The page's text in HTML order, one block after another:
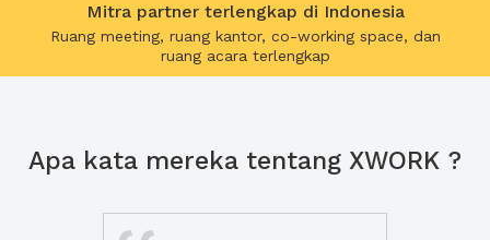
Mitra partner terlengkap di Indonesia
Ruang meeting, ruang kantor, co-working space, dan
ruang acara terlengkap
Apa kata mereka tentang XWORK ?